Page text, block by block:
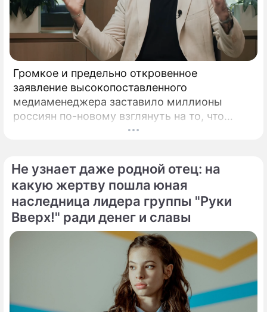
Громкое и предельно откровенное
заявление высокопоставленного
медиаменеджера заставило миллионы
россиян по-новому взглянуть на то, что
годами происходит на экране главного
холдинга "Газпром-медиа" Александр Жаров
решился на неожидаемый и крайне острый
демарш.
Не узнает даже родной отец: на
какую жертву пошла юная
наследница лидера группы "Руки
Вверх!" ради денег и славы